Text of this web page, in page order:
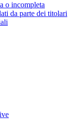
o incompleta
da parte dei titolari